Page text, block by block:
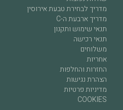
מדריך לבחירת טבעת אירוסין
מדריך ארבעת ה-C
תנאי שימוש ותקנון
תנאי רכישה
משלוחים
אחריות
החזרות והחלפות
הצהרת נגישות
מדיניות פרטיות
COOKIES